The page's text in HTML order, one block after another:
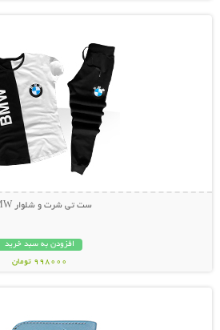
ست تی شرت و شلوار BMW
افزودن به سبد خرید
998000 تومان
نمایش توضیحات بیشتر